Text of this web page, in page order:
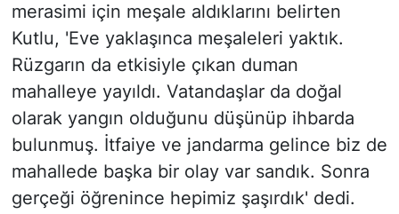
merasimi için meşale aldıklarını belirten
Kutlu, 'Eve yaklaşınca meşaleleri yaktık.
Rüzgarın da etkisiyle çıkan duman
mahalleye yayıldı. Vatandaşlar da doğal
olarak yangın olduğunu düşünüp ihbarda
bulunmuş. İtfaiye ve jandarma gelince biz de
mahallede başka bir olay var sandık. Sonra
gerçeği öğrenince hepimiz şaşırdık' dedi.